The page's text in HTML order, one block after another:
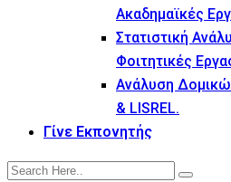
Ακαδημαϊκές
Στατιστική
Φοιτητικές
Ανάλυση
& LISREL.
Γίνε Εκπονητής